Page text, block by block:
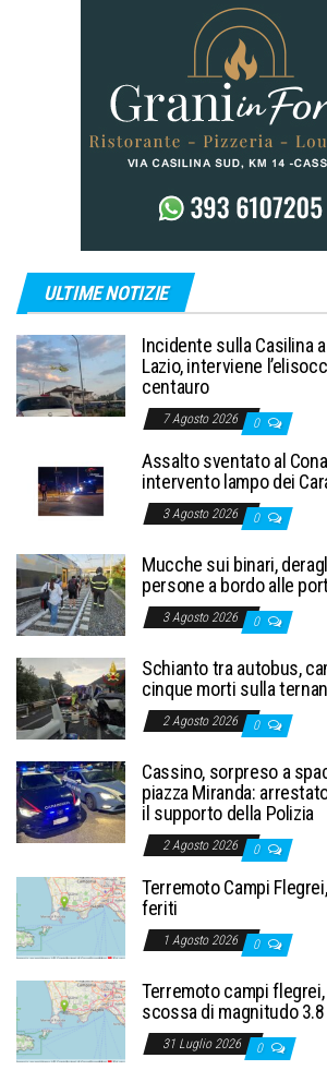
ULTIME NOTIZIE
Incidente sulla Casilina
Lazio, interviene
centauro
7 Agosto 2026 0
Assalto sventato al
intervento lampo dei
3 Agosto 2026 0
Mucche sui binari,
persone a bordo alle
3 Agosto 2026 0
Schianto tra autobus,
cinque morti sulla
2 Agosto 2026 0
Cassino, sorpreso a
piazza Miranda:
il supporto della Polizia
2 Agosto 2026 0
Terremoto Campi
feriti
1 Agosto 2026 0
Terremoto campi
scossa di magnitudo 3.8
31 Luglio 2026 0